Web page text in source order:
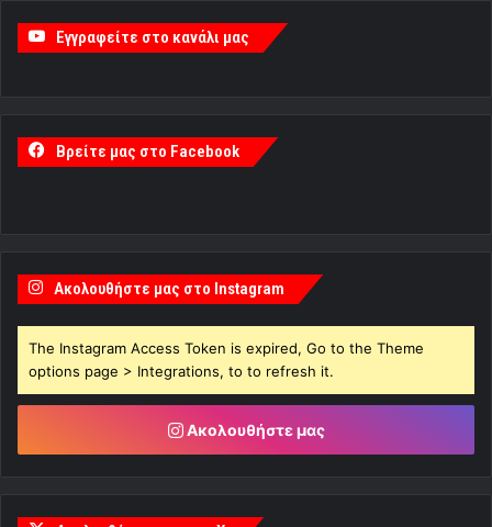
Εγγραφείτε στο κανάλι μας
Βρείτε μας στο Facebook
Ακολουθήστε μας στο Instagram
The Instagram Access Token is expired, Go to the Theme
options page > Integrations, to to refresh it.
Ακολουθήστε μας